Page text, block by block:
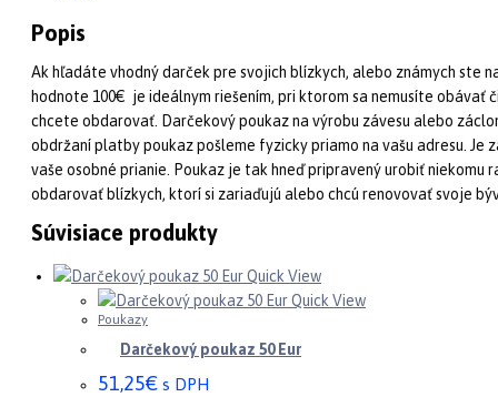
Popis
Ak hľadáte vhodný darček pre svojich blízkych, alebo známych ste
hodnote 100€ je ideálnym riešením, pri ktorom sa nemusíte
chcete obdarovať. Darčekový poukaz na výrobu závesu alebo
obdržaní platby poukaz pošleme fyzicky priamo na vašu adresu. Je
vaše osobné prianie. Poukaz je tak hneď pripravený urobiť niekomu
obdarovať blízkych, ktorí si zariaďujú alebo chcú renovovať svoje
Súvisiace produkty
Quick View
Quick View
Poukazy
Darčekový poukaz 50 Eur
51,25€ s DPH